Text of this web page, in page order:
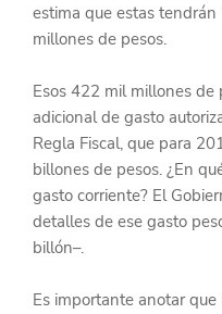
estima que estas
millones de pesos.
Esos 422 mil millones de
adicional de gasto
Regla Fiscal, que para
billones de pesos. ¿En
gasto corriente? El
detalles de ese gasto
billón–.
Es importante anotar